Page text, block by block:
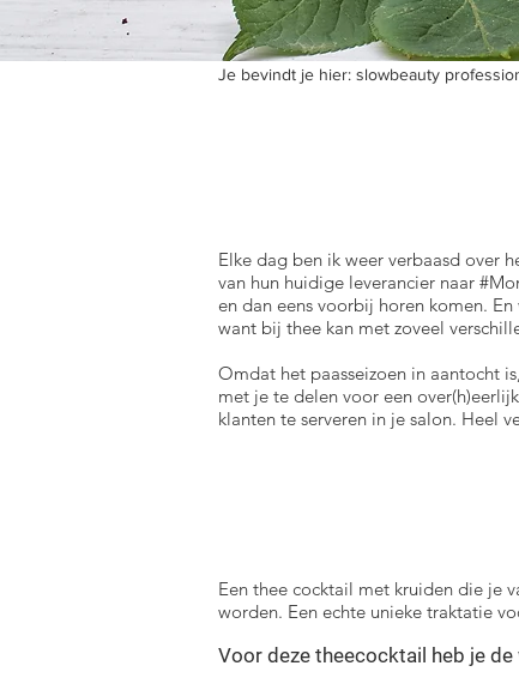
Je bevindt je hier: slowbeauty
Elke dag ben ik weer verbaasd over
van hun huidige leverancier naar
en dan eens voorbij horen komen.
want bij thee kan met zoveel
Omdat het paasseizoen in aantocht
met je te delen voor een
klanten te serveren in je salon. Heel
Een thee cocktail met kruiden die je
worden. Een echte unieke traktatie
Voor deze theecocktail heb je